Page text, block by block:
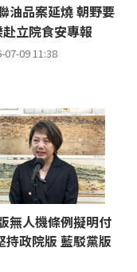
油品案延燒 朝野要
立院食安專報
07-09 11:38
無人機條例擬明付
持政院版 藍駁黨版